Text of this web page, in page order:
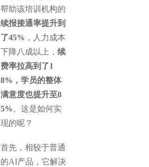
帮助该培训机构的
续报接通率提升到
了45% ，人力成本
下降八成以上，续
费率拉高到了1
8%，学员的整体
满意度也提升至8
5%。这是如何实
现的呢？
首先，相较于普通
的AI产品，它解决